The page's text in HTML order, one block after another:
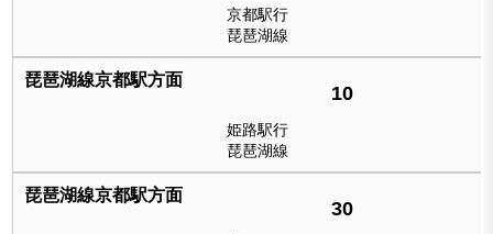
京都駅行
琵琶湖線
10
姫路駅行
琵琶湖線
30